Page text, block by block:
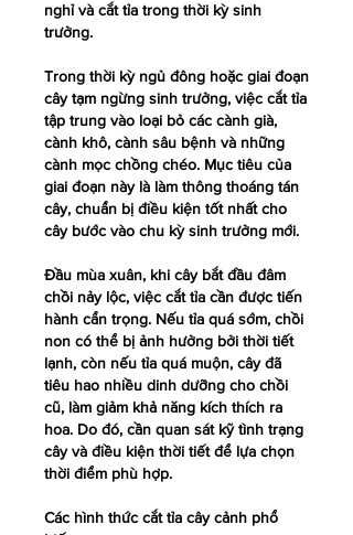
nghỉ và cắt tỉa trong thời kỳ sinh
trưởng.
Trong thời kỳ ngủ đông hoặc giai đoạn
cây tạm ngừng sinh trưởng, việc cắt tỉa
tập trung vào loại bỏ các cành già,
cành khô, cành sâu bệnh và những
cành mọc chồng chéo. Mục tiêu của
giai đoạn này là làm thông thoáng tán
cây, chuẩn bị điều kiện tốt nhất cho
cây bước vào chu kỳ sinh trưởng mới.
Đầu mùa xuân, khi cây bắt đầu đâm
chồi nảy lộc, việc cắt tỉa cần được tiến
hành cẩn trọng. Nếu tỉa quá sớm, chồi
non có thể bị ảnh hưởng bởi thời tiết
lạnh, còn nếu tỉa quá muộn, cây đã
tiêu hao nhiều dinh dưỡng cho chồi
cũ, làm giảm khả năng kích thích ra
hoa. Do đó, cần quan sát kỹ tình trạng
cây và điều kiện thời tiết để lựa chọn
thời điểm phù hợp.
Các hình thức cắt tỉa cây cảnh phổ